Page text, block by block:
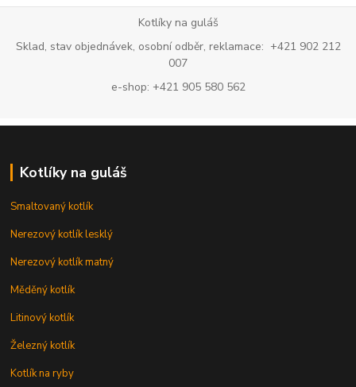
Kotlíky na guláš
Sklad, stav objednávek, osobní odběr, reklamace: +421 902 212
007
e-shop: +421 905 580 562
Kotlíky na guláš
Smaltovaný kotlík
Nerezový kotlík lesklý
Nerezový kotlík matný
Měděný kotlík
Litinový kotlík
Železný kotlík
Kotlík na ryby